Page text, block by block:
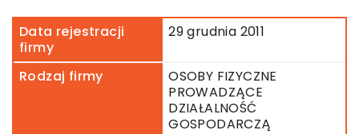
Data rejestracji
firmy
29 grudnia 2011
Rodzaj firmy
OSOBY FIZYCZNE
PROWADZĄCE
DZIAŁALNOŚĆ
GOSPODARCZĄ